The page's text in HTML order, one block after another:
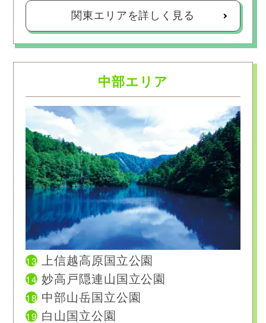
関東エリアを詳しく見る
中部エリア
13
上信越高原国立公園
14 妙高戸隠連山国立公園
18 中部山岳国立公園
19 白山国立公園